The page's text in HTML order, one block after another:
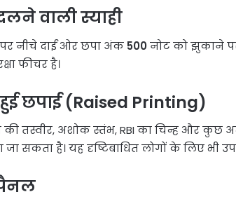
वाली स्याही
पर नीचे दाईं ओर छपा अंक 500नोट को झुकाने
फीचर है।
छपाई (Raised Printing)
की तस्वीर, अशोक स्तंभ, RBI का चिन्ह और कुछ
सकता है। यह दृष्टिबाधित लोगों के लिए भी